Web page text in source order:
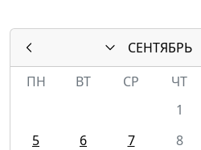
СЕНТЯБРЬ
ПН
ВТ СР ЧТ
1
5
6 7 8